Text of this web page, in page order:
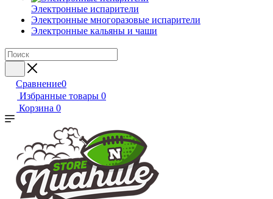
Электронные испарители
Электронные многоразовые испарители
Электронные кальяны и чаши
Сравнение0
Избранные товары 0
Корзина 0